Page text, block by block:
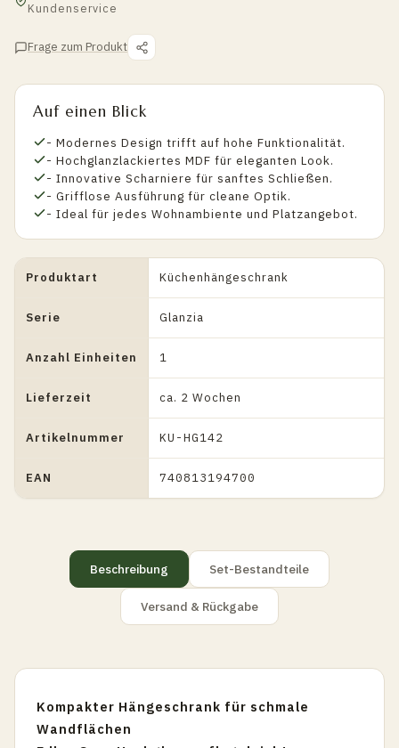
Kundenservice
Frage zum Produkt
Auf einen Blick
- Modernes Design trifft auf hohe Funktionalität.
- Hochglanzlackiertes MDF für eleganten Look.
- Innovative Scharniere für sanftes Schließen.
- Grifflose Ausführung für cleane Optik.
- Ideal für jedes Wohnambiente und Platzangebot.
Produktart Küchenhängeschrank
Serie Glanzia
Anzahl Einheiten 1
Lieferzeit ca. 2 Wochen
Artikelnummer KU-HG142
EAN 740813194700
Beschreibung Set-Bestandteile
Versand & Rückgabe
Kompakter Hängeschrank für schmale
Wandflächen